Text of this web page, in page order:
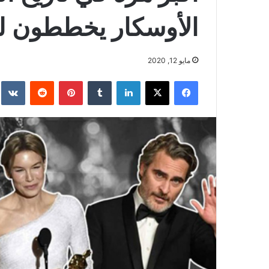
الأوسكار يخططون
مايو 12, 2020
فيسبوك ‫X لينكدإن بينتيريست